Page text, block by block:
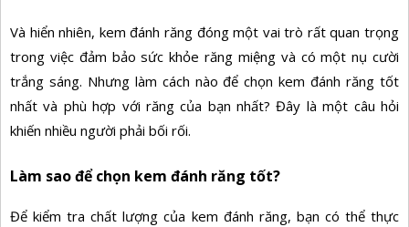
Và hiển nhiên, kem đánh răng đóng một vai trò rất quan trọng
trong việc đảm bảo sức khỏe răng miệng và có một nụ cười
trắng sáng. Nhưng làm cách nào để chọn kem đánh răng tốt
nhất và phù hợp với răng của bạn nhất? Đây là một câu hỏi
khiến nhiều người phải bối rối.
Làm sao để chọn kem đánh răng tốt?
Để kiểm tra chất lượng của kem đánh răng, bạn có thể thực